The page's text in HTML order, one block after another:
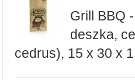
Grill BBQ
deszka,
cedrus), 15 x 30 x